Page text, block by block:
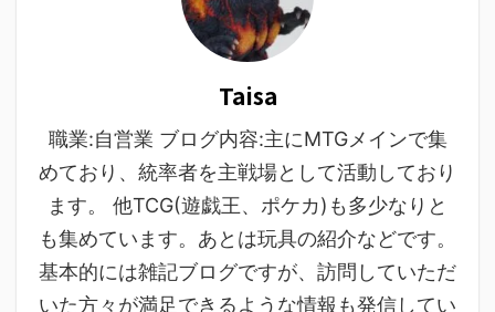
Taisa
職業:自営業 ブログ内容:主にMTGメインで集
めており、統率者を主戦場として活動しており
ます。 他TCG(遊戯王、ポケカ)も多少なりと
も集めています。あとは玩具の紹介などです。
基本的には雑記ブログですが、訪問していただ
いた方々が満足できるような情報も発信してい